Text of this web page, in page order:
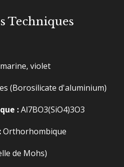
Techniques
violet
(Borosilicate d'aluminium)
:Al7​BO3​(SiO4​)3​O3​
Orthorhombique
de Mohs)